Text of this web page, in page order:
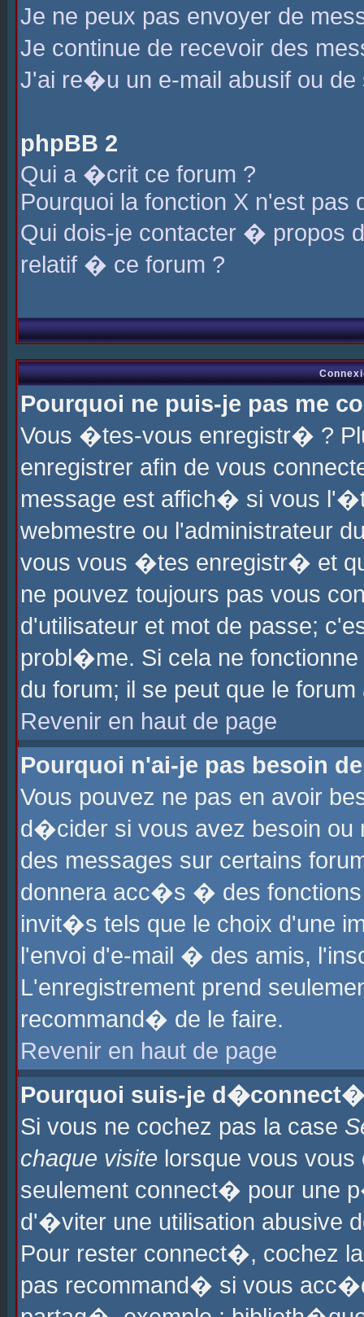
Je ne peux pas envoyer de
Je continue de recevoir des
J'ai re�u un e-mail abusif ou de
phpBB 2
Qui a �crit ce forum ?
Pourquoi la fonction X n'est pas
Qui dois-je contacter � propos
relatif � ce forum ?
Pourquoi ne puis-je pas me
Vous �tes-vous enregistr� ?
enregistrer afin de vous
message est affich� si vous
webmestre ou l'administrateur
vous vous �tes enregistr� et
ne pouvez toujours pas vous
d'utilisateur et mot de passe;
probl�me. Si cela ne
du forum; il se peut que le
Revenir en haut de page
Pourquoi n'ai-je pas besoin
Vous pouvez ne pas en avoir
d�cider si vous avez besoin ou
des messages sur certains
donnera acc�s � des fonctions
invit�s tels que le choix d'une
l'envoi d'e-mail � des amis,
L'enregistrement prend
recommand� de le faire.
Revenir en haut de page
Pourquoi suis-je
Si vous ne cochez pas la case
chaque visite lorsque vous
seulement connect� pour une
d'�viter une utilisation abusive
Pour rester connect�, cochez
pas recommand� si vous